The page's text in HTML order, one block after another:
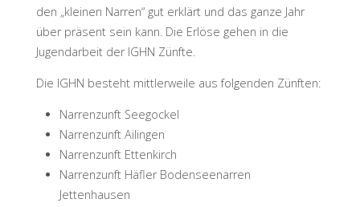
den „kleinen Narren“ gut erklärt und das ganze Jahr
über präsent sein kann. Die Erlöse gehen in die
Jugendarbeit der IGHN Zünfte.
Die IGHN besteht mittlerweile aus folgenden Zünften:
Narrenzunft Seegockel
Narrenzunft Ailingen
Narrenzunft Ettenkirch
Narrenzunft Häfler Bodenseenarren
Jettenhausen